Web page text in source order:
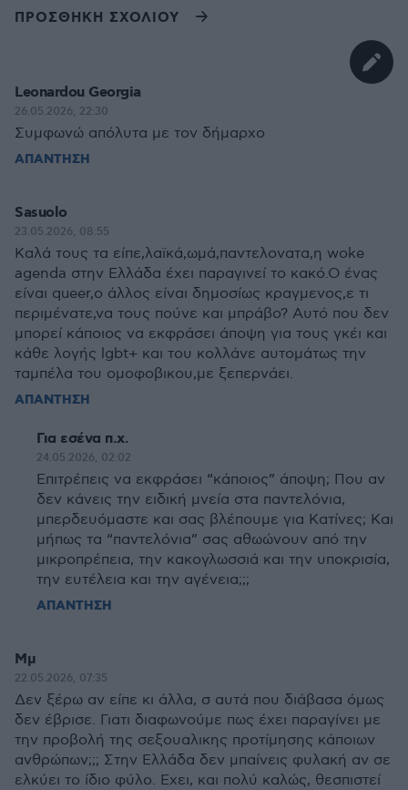
ΠΡΟΣΘΗΚΗ ΣΧΟΛΙΟΥ
Leonardou Georgia
26.05.2026, 22:30
Συμφωνώ απόλυτα με τον δήμαρχο
ΑΠΑΝΤΗΣΗ
Sasuolo
23.05.2026, 08:55
Καλά τους τα είπε,λαϊκά,ωμά,παντελονατα,η woke
agenda στην Ελλάδα έχει παραγινεί το κακό.Ο ένας
είναι queer,ο άλλος είναι δημοσίως κραγμενος,ε τι
περιμένατε,να τους πούνε και μπράβο? Αυτό που δεν
μπορεί κάποιος να εκφράσει άποψη για τους γκέι και
κάθε λογής lgbt+ και του κολλάνε αυτομάτως την
ταμπέλα του ομοφοβικου,με ξεπερνάει.
ΑΠΑΝΤΗΣΗ
Για εσένα π.χ.
24.05.2026, 02:02
Επιτρέπεις να εκφράσει “κάποιος” άποψη; Που αν
δεν κάνεις την ειδική μνεία στα παντελόνια,
μπερδευόμαστε και σας βλέπουμε για Κατίνες; Και
μήπως τα “παντελόνια” σας αθωώνουν από την
μικροπρέπεια, την κακογλωσσιά και την υποκρισία,
την ευτέλεια και την αγένεια;;;
ΑΠΑΝΤΗΣΗ
Μμ
22.05.2026, 07:35
Δεν ξέρω αν είπε κι άλλα, σ αυτά που διάβασα όμως
δεν έβρισε. Γιατι διαφωνούμε πως έχει παραγίνει με
την προβολή της σεξουαλικης προτίμησης κάποιων
ανθρώπων;;; Στην Ελλάδα δεν μπαίνεις φυλακή αν σε
ελκύει το ίδιο φύλο. Εχει, και πολύ καλώς, θεσπιστεί